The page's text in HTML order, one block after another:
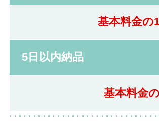
基本料金の
5日以内納品
基本料金